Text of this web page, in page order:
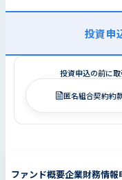
投資申
投資申込の前に取
匿名組合契約約
ファンド概要企業財務情報